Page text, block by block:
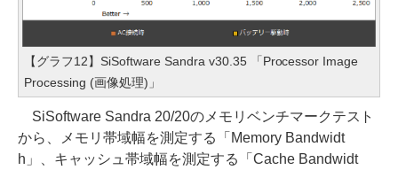
【グラフ12】SiSoftware Sandra v30.35 「Processor Image
Processing (画像処理)」
SiSoftware Sandra 20/20のメモリベンチマークテスト
から、メモリ帯域幅を測定する「Memory Bandwidt
h」、キャッシュ帯域幅を測定する「Cache Bandwidt